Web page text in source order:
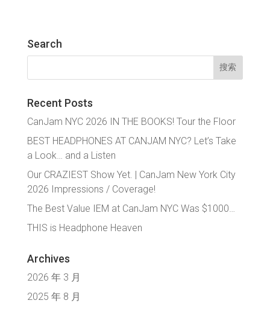
Search
搜
Recent Posts
CanJam NYC 2026 IN THE BOOKS! Tour the Floor
BEST HEADPHONES AT CANJAM NYC? Let’s Take
a Look… and a Listen
Our CRAZIEST Show Yet. | CanJam New York City
2026 Impressions / Coverage!
The Best Value IEM at CanJam NYC Was $1000…
THIS is Headphone Heaven
Archives
2026 年 3 月
2025 年 8 月